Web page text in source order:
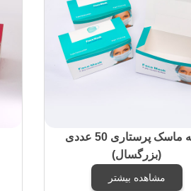
جعبه ماسک پرستاری 50 عددی
(بزرگسال)
مشاهده بیشتر